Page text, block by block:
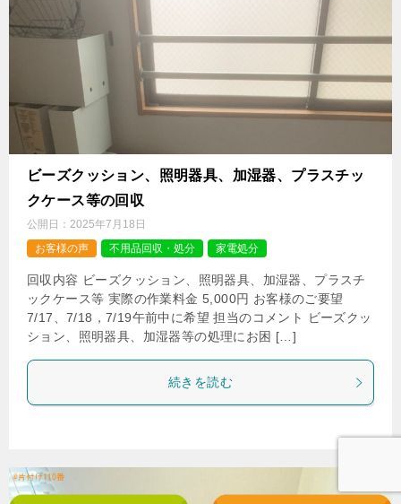
ビーズクッション、照明器具、加湿器、プラスチッ
クケース等の回収
公開日： 2025年7月18日
お客様の声
不用品回収・処分 家電処分
回収内容 ビーズクッション、照明器具、加湿器、プラスチ
ックケース等 実際の作業料金 5,000円 お客様のご要望
7/17、7/18，7/19午前中に希望 担当のコメント ビーズクッ
ション、照明器具、加湿器等の処理にお困 […]
続きを読む